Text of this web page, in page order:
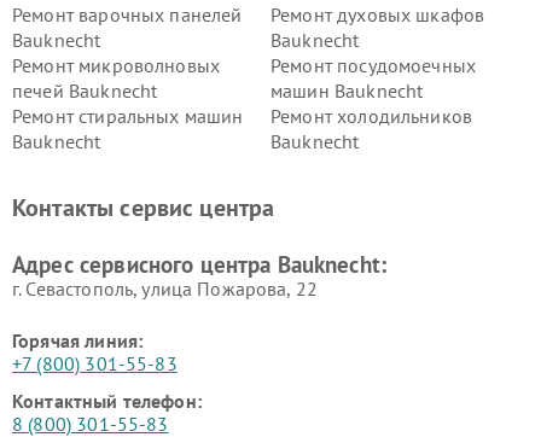
Ремонт варочных панелей
Bauknecht
Ремонт духовых шкафов
Bauknecht
Ремонт микроволновых
печей Bauknecht
Ремонт посудомоечных
машин Bauknecht
Ремонт стиральных машин
Bauknecht
Ремонт холодильников
Bauknecht
Контакты сервис центра
Адрес сервисного центра Bauknecht:
г. Севастополь, улица Пожарова, 22
Горячая линия:
+7 (800) 301-55-83
Контактный телефон:
8 (800) 301-55-83